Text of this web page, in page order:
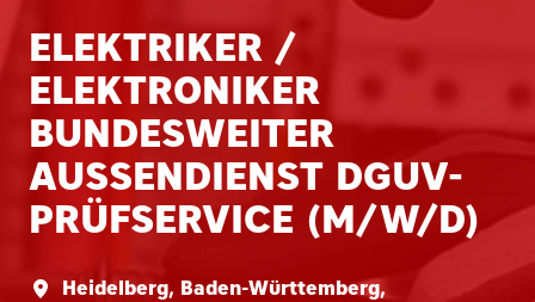
ELEKTRIKER /
ELEKTRONIKER
BUNDESWEITER
AUSSENDIENST DGUV-P
RÜFSERVICE (M/W/D)
Heidelberg, Baden-Württemberg,